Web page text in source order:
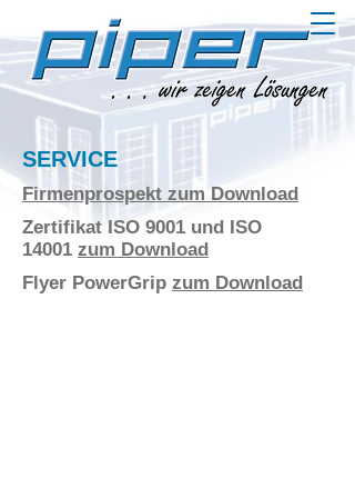
SERVICE
Firmenprospekt zum Download
Zertifikat ISO 9001 und ISO
14001 zum Download
Flyer PowerGrip zum Download